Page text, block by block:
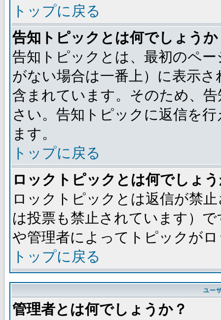
トップに戻る
告知トピックとは何でしょうか
告知トピックとは、最初のペ
がない場合は一番上）に表示
含まれています。そのため、
さい。告知トピックに返信を
ます。
トップに戻る
ロックトピックとは何でしょ
ロックトピックとは返信が禁
は投票も禁止されています）
や管理者によってトピックが
トップに戻る
ユー
管理者とは何でしょうか？